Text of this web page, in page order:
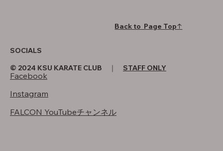
SOCIALS
Facebook
Instagram
FALCON YouTubeチャンネル
Back to Page Top↑
© 2024 KSU KARATE CLUB ｜ STAFF ONLY